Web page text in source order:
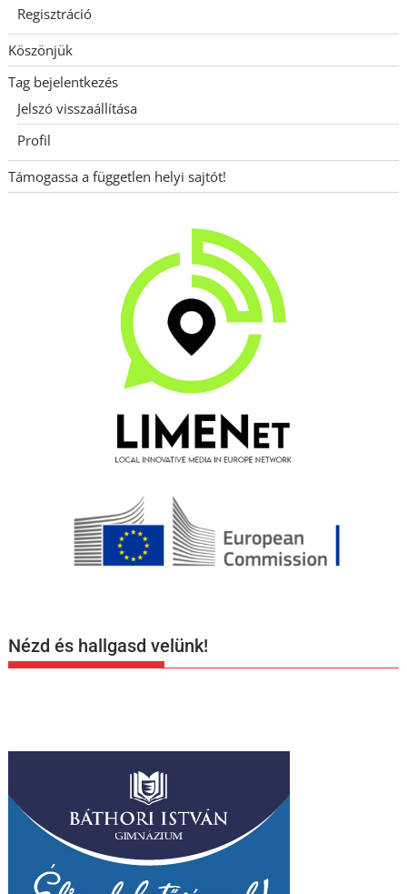
Regisztráció
Köszönjük
Tag bejelentkezés
Jelszó visszaállítása
Profil
Támogassa a független helyi sajtót!
Nézd és hallgasd velünk!